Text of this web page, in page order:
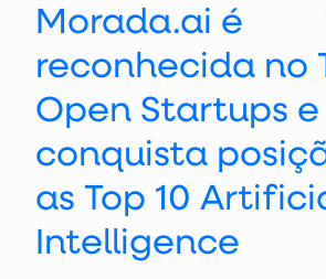
Morada.ai é
reconhecida no
Open Startups e
conquista
as Top 10
Intelligence